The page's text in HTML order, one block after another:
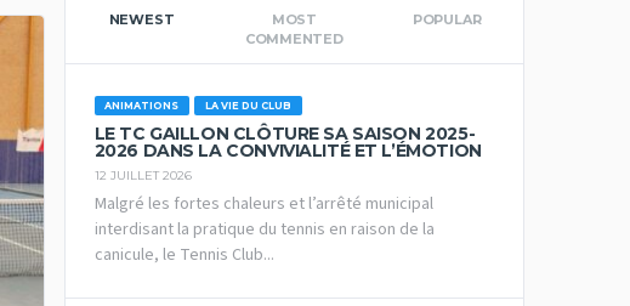
NEWEST
MOST
COMMENTED
POPULAR
ANIMATIONS LA VIE DU CLUB
LE TC GAILLON CLÔTURE SA SAISON 2025-
2026 DANS LA CONVIVIALITÉ ET L’ÉMOTION
12 JUILLET 2026
Malgré les fortes chaleurs et l’arrêté municipal
interdisant la pratique du tennis en raison de la
canicule, le Tennis Club...